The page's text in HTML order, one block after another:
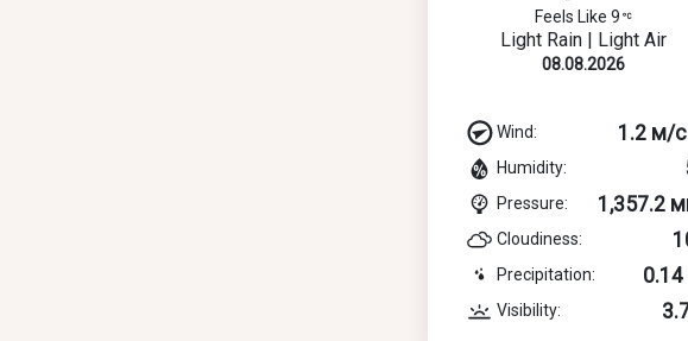
Feels Like 9
Light Rain | Light Air
08.08.2026
Wind: 1.2 м/
Humidity:
Pressure: 1,357.2
Cloudiness:
Precipitation:
Visibility: